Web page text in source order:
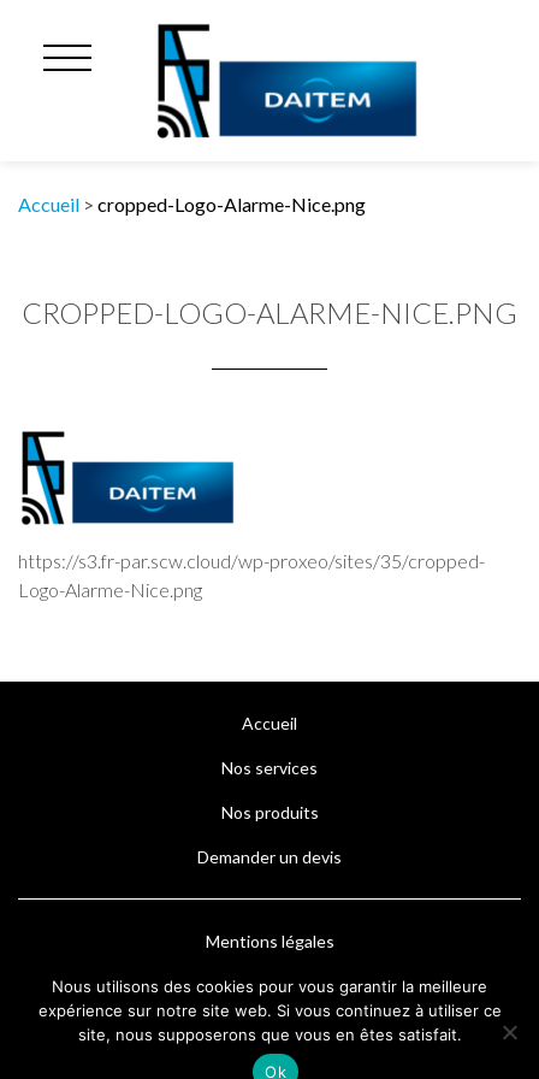
Accueil > cropped-Logo-Alarme-Nice.png
CROPPED-LOGO-ALARME-NICE.PNG
https://s3.fr-par.scw.cloud/wp-proxeo/sites/35/cropped-
Logo-Alarme-Nice.png
Accueil
Nos services
Nos produits
Demander un devis
Mentions légales
Nous utilisons des cookies pour vous garantir la meilleure
expérience sur notre site web. Si vous continuez à utiliser ce
site, nous supposerons que vous en êtes satisfait.
Ok